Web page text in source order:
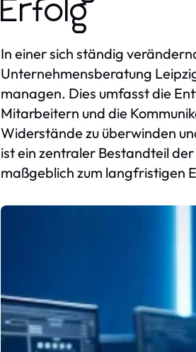
Erfolg
In einer sich ständig
Unternehmensberatung
managen. Dies umfasst die
Mitarbeitern und die
Widerstände zu überwinden
ist ein zentraler Bestandteil
maßgeblich zum langfristigen